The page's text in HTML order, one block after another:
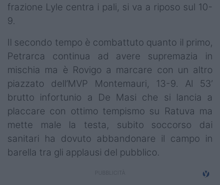
frazione Lyle centra i pali, si va a riposo sul 10-
9.
Il secondo tempo è combattuto quanto il primo,
Petrarca continua ad avere supremazia in
mischia ma è Rovigo a marcare con un altro
piazzato dell’MVP Montemauri, 13-9. Al 53’
brutto infortunio a De Masi che si lancia a
placcare con ottimo tempismo su Ratuva ma
mette male la testa, subito soccorso dai
sanitari ha dovuto abbandonare il campo in
barella tra gli applausi del pubblico.